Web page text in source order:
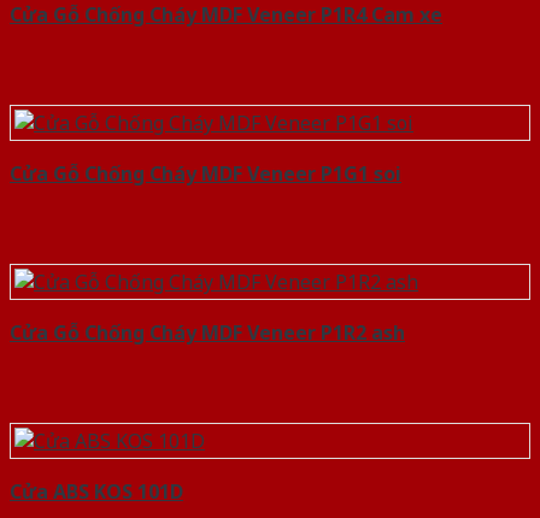
Cửa Gỗ Chống Cháy MDF Veneer P1R4 Cam xe
Cửa Gỗ Chống Cháy MDF Veneer P1G1 soi
Cửa Gỗ Chống Cháy MDF Veneer P1R2 ash
Cửa ABS KOS 101D